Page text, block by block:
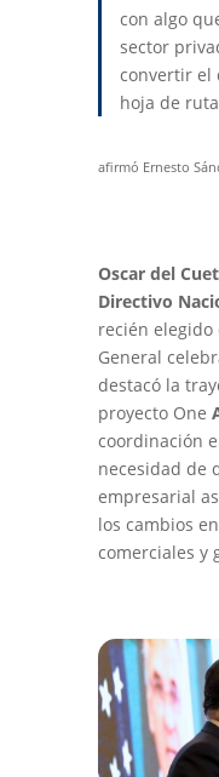
con algo
sector
convertir el
hoja de
afirmó Ernesto
Oscar del
Directivo
recién elegido
General
destacó la
proyecto One
coordinación
necesidad de
empresarial
los cambios
comerciales y